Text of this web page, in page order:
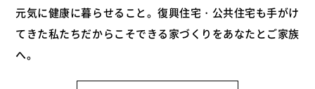
元気に健康に暮らせること。復興住宅・公共住宅も手がけ
てきた私たちだからこそできる家づくりをあなたとご家族
へ。